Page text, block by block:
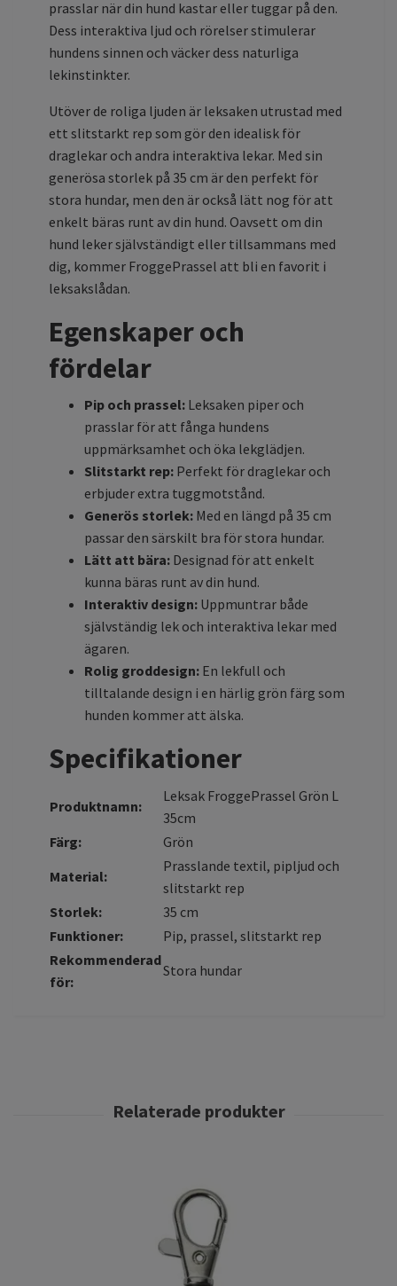
prasslar när din hund kastar eller tuggar på den.
Dess interaktiva ljud och rörelser stimulerar
hundens sinnen och väcker dess naturliga
lekinstinkter.
Utöver de roliga ljuden är leksaken utrustad med
ett slitstarkt rep som gör den idealisk för
draglekar och andra interaktiva lekar. Med sin
generösa storlek på 35 cm är den perfekt för
stora hundar, men den är också lätt nog för att
enkelt bäras runt av din hund. Oavsett om din
hund leker självständigt eller tillsammans med
dig, kommer FroggePrassel att bli en favorit i
leksakslådan.
Egenskaper och
fördelar
Pip och prassel: Leksaken piper och
prasslar för att fånga hundens
uppmärksamhet och öka lekglädjen.
Slitstarkt rep: Perfekt för draglekar och
erbjuder extra tuggmotstånd.
Generös storlek: Med en längd på 35 cm
passar den särskilt bra för stora hundar.
Lätt att bära: Designad för att enkelt
kunna bäras runt av din hund.
Interaktiv design: Uppmuntrar både
självständig lek och interaktiva lekar med
ägaren.
Rolig groddesign: En lekfull och
tilltalande design i en härlig grön färg som
hunden kommer att älska.
Specifikationer
Produktnamn:
Leksak FroggePrassel Grön L
35cm
Färg:
Grön
Material:
Prasslande textil, pipljud och
slitstarkt rep
Storlek:
35 cm
Funktioner:
Pip, prassel, slitstarkt rep
Rekommenderad
för:
Stora hundar